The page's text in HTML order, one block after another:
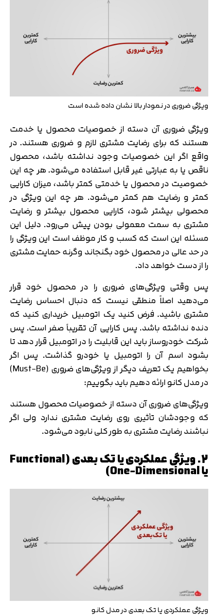
ویژگی ضروری در نمودار بالا نشان داده شده است
ویژگی ضروری آن دسته از خصوصیات محصول یا خدمت
هستند که برای رضایت مشتری لازم و ضروری هستند. در
واقع اگر این خصوصیات وجود نداشته باشد، محصول
ناقص یا به عبارتی غیر قابل استفاده می‌شود. هر چه این
خصوصیت در محصول یا خدمتی کمتر باشد، میزان کارایی
کمتر و رضایت هم کمتر می‌شود. هر چه این ویژگی در
محصولی بیشتر شود، کارایی محصول بیشتر و رضایت
مشتری به سمت معمولی بودن پیش می‌رود. دلیل این
مسئله این است که کسب و کار موظف است این ویژگی را
در حد عالی در محصول خود بگنجاند وگرنه حمایت مشتری
را از دست خواهد داد.
پس وقتی ویژگی‌های ضروری را در محصول خود قرار
می‌دهید اصلاً منطقی نیست که دنبال احساس رضایت
مشتری باشید. فرض کنید یک اتومبیل خریداری کنید که
دنده نداشته باشد. پس کارایی آن تقریباً صفر است. پس
شرکت خودروساز باید این قابلیت را در اتومبیل قرار دهد تا
بشود اسم آن را اتومبیل یا خودرو گذاشت. پس اگر
بخواهیم یک تعریف دیگر از ویژگی‌های ضروری (Must-Be)
در مدل کانو ارائه دهیم باید بگوییم:
ویژگی‌های ضروری آن دسته از خصوصیات محصول هستند
که وجودشان تأثیری روی رضایت مشتری ندارد ولی اگر
نباشند رضایت مشتری به طور کلی نابود می‌شود.
2. ویژگی عملکردی یا تک ‌بعدی (Functional
یا One-Dimensional)
ویژگی عملکردی یا تک بعدی در مدل کانو